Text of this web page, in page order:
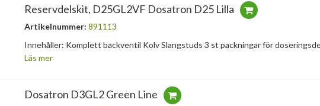
Reservdelskit, D25GL2VF Dosatron D25 Lilla
Artikelnummer: 891113
Innehåller: Komplett backventil Kolv Slangstuds 3 st packningar för
Läs mer
Dosatron D3GL2 Green Line